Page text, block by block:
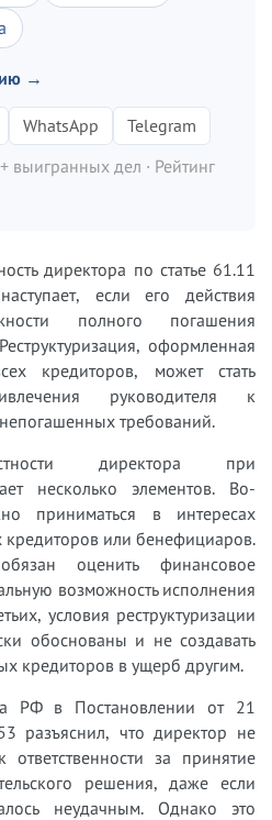
→
WhatsApp
Telegram
выигранных дел · Рейтинг
директора по статье 61.11
если его действия
полного погашения
оформленная
кредиторов, может стать
руководителя к
требований.
директора при
несколько элементов. Во-
приниматься в интересах
или бенефициаров.
оценить финансовое
возможность исполнения
условия реструктуризации
обоснованы и не создавать
кредиторов в ущерб другим.
РФ в Постановлении от 21
разъяснил, что директор не
за принятие
решения, даже если
неудачным. Однако это